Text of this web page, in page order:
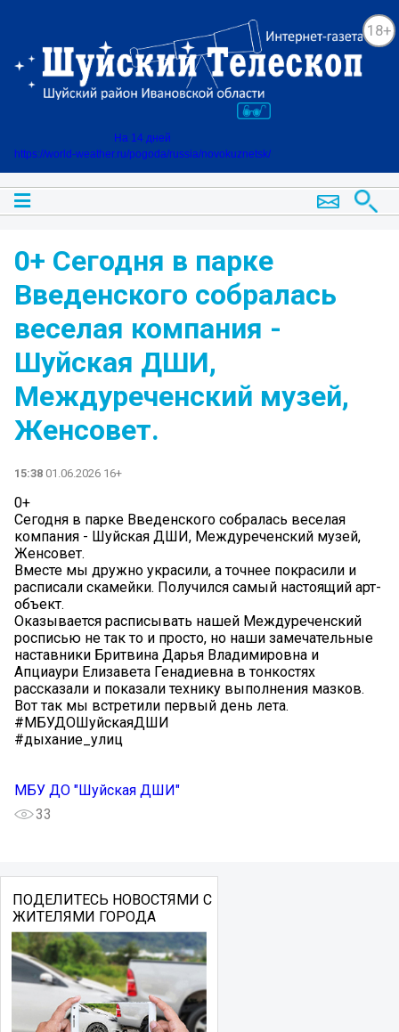
18+
На 14 дней
https://world-weather.ru/pogoda/russia/novokuznetsk/
0+ Сегодня в парке
Введенского собралась
веселая компания -
Шуйская ДШИ,
Междуреченский музей,
Женсовет.
15:38 01.06.2026 16+
0+
Сегодня в парке Введенского собралась веселая
компания - Шуйская ДШИ, Междуреченский музей,
Женсовет.
Вместе мы дружно украсили, а точнее покрасили и
расписали скамейки. Получился самый настоящий арт-
объект.
Оказывается расписывать нашей Междуреченский
росписью не так то и просто, но наши замечательные
наставники Бритвина Дарья Владимировна и
Апциаури Елизавета Генадиевна в тонкостях
рассказали и показали технику выполнения мазков.
Вот так мы встретили первый день лета.
#МБУДОШуйскаяДШИ
#дыхание_улиц
МБУ ДО "Шуйская ДШИ"
33
ПОДЕЛИТЕСЬ НОВОСТЯМИ С
ЖИТЕЛЯМИ ГОРОДА